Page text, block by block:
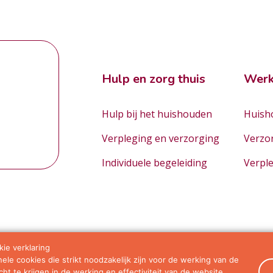
Hulp en zorg thuis
Hulp bij het huishouden
Verpleging en verzorging
Individuele begeleiding
verklaring
cookies die strikt noodzakelijk zijn voor de werking van de